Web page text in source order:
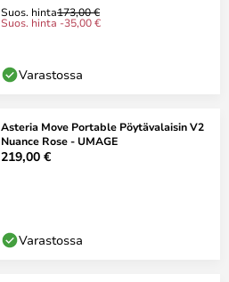
Suos. hinta173,00 €
Suos. hinta -35,00 €
Varastossa
Asteria Move Portable Pöytävalaisin V2
Nuance Rose - UMAGE
219,00 €
Varastossa